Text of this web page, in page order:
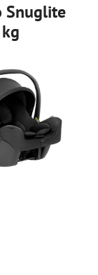
Snuglite